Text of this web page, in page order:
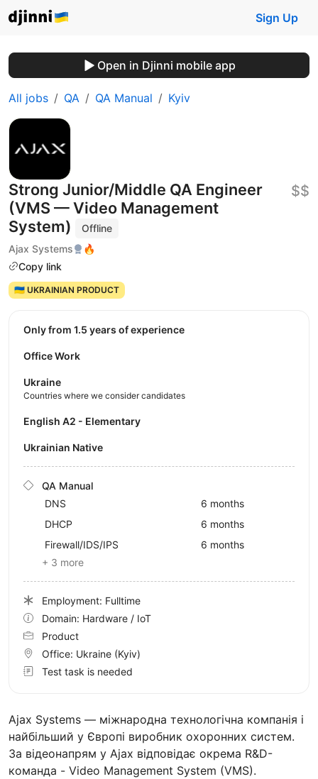
Sign Up
Open in Djinni mobile app
All jobs QA QA Manual Kyiv
Strong Junior/Middle QA Engineer
(VMS — Video Management
System)
Offline
Ajax Systems
🔥
Copy link
$$
🇺🇦 UKRAINIAN PRODUCT
Ajax Systems — міжнародна технологічна компанія і
найбільший у Європі виробник охоронних систем.
За відеонапрям у Ajax відповідає окрема R&D-
команда - Video Management System (VMS).
Only from 1.5 years of experience
Office Work
Ukraine
Countries where we consider candidates
English A2 - Elementary
Ukrainian Native
QA Manual
DNS
6 months
DHCP
6 months
Firewall/IDS/IPS
6 months
+ 3 more
Employment: Fulltime
Domain: Hardware / IoT
Product
Office: Ukraine (Kyiv)
Test task is needed